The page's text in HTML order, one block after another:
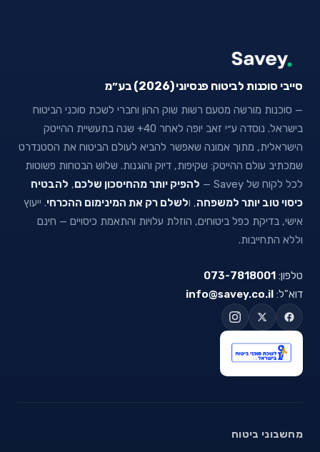
סייבי סוכנות לביטוח פנסיוני (2026) בע״מ
— סוכנות מורשה מטעם רשות שוק ההון וחברי לשכת סוכני הביטוח
בישראל. נוסדה ע״י זאב יופה לאחר 40+ שנה בתעשיית ההייטק
הישראלית, מתוך אמונה שאפשר להביא לעולם הביטוח את הסטנדרט
שמכתיב עולם ההייטק: שקיפות, דיוק והוגנות. שלוש הבטחות פשוטות
לכל לקוח של Savey —
להפיק יותר מהחיסכון שלכם, להבטיח
כיסוי טוב יותר למשפחה, ולשלם רק את המינימום ההכרחי. ייעוץ
אישי, בדיקת כפל ביטוחים, הוזלת עלויות והתאמת כיסויים — חינם
וללא התחייבות.
טלפון: 073-7818001
דוא"ל: info@savey.co.il
מחשבוני ביטוח